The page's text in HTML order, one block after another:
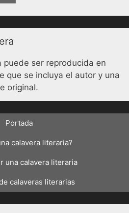
puede ser reproducida en
que se incluya el autor y una
original.
Portada
calavera literaria?
una calavera literaria
calaveras literarias